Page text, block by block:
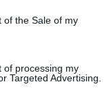
of the Sale of my
of processing my
Targeted Advertising.
atstovavo
laimėjęs tris